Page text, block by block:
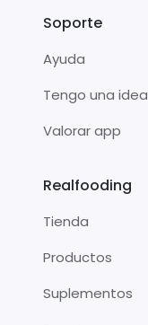
Soporte
Ayuda
Tengo una idea
Valorar app
Realfooding
Tienda
Productos
Suplementos